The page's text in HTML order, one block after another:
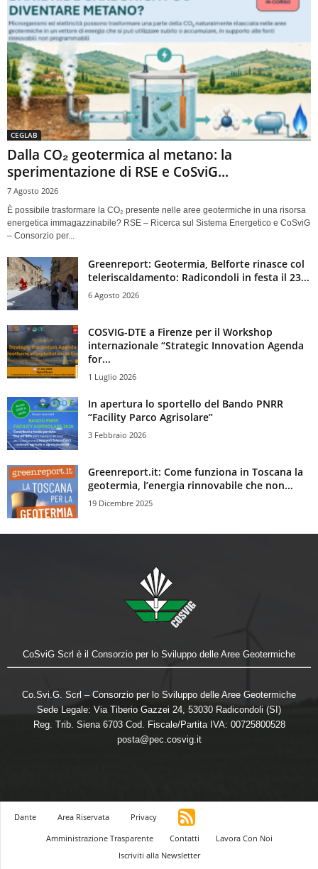
CEGLAB
Dalla CO₂ geotermica al metano: la
sperimentazione di RSE e CoSviG...
7 Agosto 2026
È possibile trasformare la CO₂ presente nelle aree geotermiche in una risorsa
energetica immagazzinabile? RSE – Ricerca sul Sistema Energetico e CoSviG
– Consorzio per...
Greenreport: Geotermia, Belforte rinasce col
teleriscaldamento: Radicondoli in festa il 23...
6 Agosto 2026
COSVIG-DTE a Firenze per il Workshop
internazionale “Strategic Innovation Agenda
for...
1 Luglio 2026
In apertura lo sportello del Bando PNRR
“Facility Parco Agrisolare”
3 Febbraio 2026
Greenreport.it: Come funziona in Toscana la
geotermia, l’energia rinnovabile che non...
19 Dicembre 2025
CoSviG Scrl è il Consorzio per lo Sviluppo delle Aree Geotermiche
Co.Svi.G. Scrl – Consorzio per lo Sviluppo delle Aree Geotermiche
Sede Legale: Via Tiberio Gazzei 24, 53030 Radicondoli (SI)
Reg. Trib. Siena 6703 Cod. Fiscale/Partita IVA: 00725800528
posta@pec.cosvig.it
Dante Area Riservata
Privacy
Amministrazione Trasparente
Contatti
Lavora Con Noi
Iscriviti alla Newsletter